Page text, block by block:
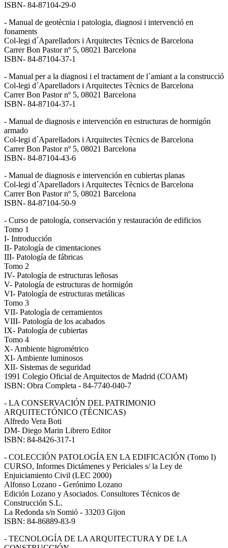
ISBN- 84-87104-29-0
- Manual de geotècnia i patologia, diagnosi i intervenció en
fonaments
Col-legi d´Aparelladors i Arquitectes Tècnics de Barcelona
Carrer Bon Pastor nº 5, 08021 Barcelona
ISBN- 84-87104-37-1
- Manual per a la diagnosi i el tractament de l´amiant a la construcció
Col-legi d´Aparelladors i Arquitectes Tècnics de Barcelona
Carrer Bon Pastor nº 5, 08021 Barcelona
ISBN- 84-87104-37-1
- Manual de diagnosis e intervención en estructuras de hormigón
armado
Col-legi d´Aparelladors i Arquitectes Tècnics de Barcelona
Carrer Bon Pastor nº 5, 08021 Barcelona
ISBN- 84-87104-43-6
- Manual de diagnosis e intervención en cubiertas planas
Col-legi d´Aparelladors i Arquitectes Tècnics de Barcelona
Carrer Bon Pastor nº 5, 08021 Barcelona
ISBN- 84-87104-50-9
- Curso de patología, conservación y restauración de edificios
Tomo 1
I- Introducción
II- Patología de cimentaciones
III- Patología de fábricas
Tomo 2
IV- Patología de estructuras leñosas
V- Patología de estructuras de hormigón
VI- Patología de estructuras metálicas
Tomo 3
VII- Patología de cerramientos
VIII- Patología de los acabados
IX- Patología de cubiertas
Tomo 4
X- Ambiente higrométrico
XI- Ambiente luminosos
XII- Sistemas de seguridad
1991 Colegio Oficial de Arquitectos de Madrid (COAM)
ISBN: Obra Completa - 84-7740-040-7
- LA CONSERVACIÓN DEL PATRIMONIO
ARQUITECTÓNICO (TÉCNICAS)
Alfredo Vera Boti
DM- Diego Marin Librero Editor
ISBN: 84-8426-317-1
- COLECCIÓN PATOLOGÍA EN LA EDIFICACIÓN (Tomo I)
CURSO, Informes Dictámenes y Periciales s/ la Ley de
Enjuiciamiento Civil (LEC 2000)
Alfonso Lozano - Gerónimo Lozano
Edición Lozano y Asociados. Consultores Técnicos de
Construcción S.L.
La Redonda s/n Somió - 33203 Gijon
ISBN: 84-86889-83-9
- TECNOLOGÍA DE LA ARQUITECTURA Y DE LA